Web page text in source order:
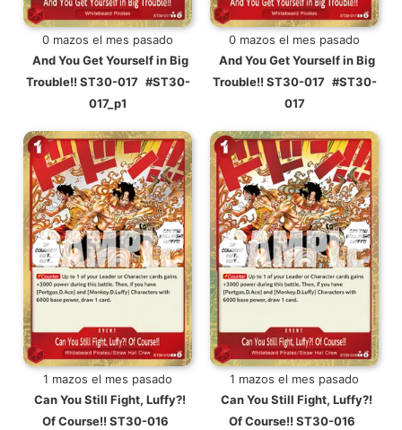
0 mazos el mes pasado
And You Get Yourself in Big
Trouble!! ST30-017 #ST30-
017_p1
0 mazos el mes pasado
And You Get Yourself in Big
Trouble!! ST30-017 #ST30-
017
1 mazos el mes pasado
Can You Still Fight, Luffy?!
Of Course!! ST30-016
1 mazos el mes pasado
Can You Still Fight, Luffy?!
Of Course!! ST30-016